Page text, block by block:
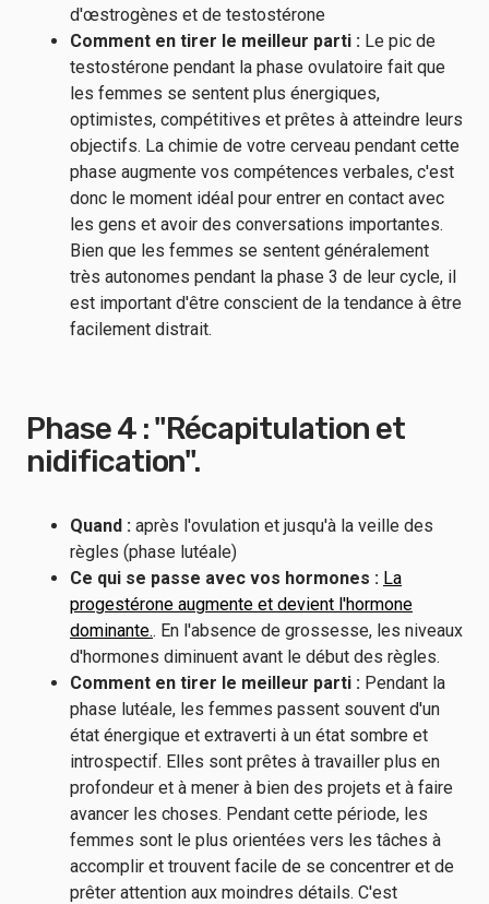
d'œstrogènes et de testostérone
Comment en tirer le meilleur parti : Le pic de
testostérone pendant la phase ovulatoire fait que
les femmes se sentent plus énergiques,
optimistes, compétitives et prêtes à atteindre leurs
objectifs. La chimie de votre cerveau pendant cette
phase augmente vos compétences verbales, c'est
donc le moment idéal pour entrer en contact avec
les gens et avoir des conversations importantes.
Bien que les femmes se sentent généralement
très autonomes pendant la phase 3 de leur cycle, il
est important d'être conscient de la tendance à être
facilement distrait.
Phase 4 : "Récapitulation et
nidification".
Quand : après l'ovulation et jusqu'à la veille des
règles (phase lutéale)
Ce qui se passe avec vos hormones : La
progestérone augmente et devient l'hormone
dominante.. En l'absence de grossesse, les niveaux
d'hormones diminuent avant le début des règles.
Comment en tirer le meilleur parti : Pendant la
phase lutéale, les femmes passent souvent d'un
état énergique et extraverti à un état sombre et
introspectif. Elles sont prêtes à travailler plus en
profondeur et à mener à bien des projets et à faire
avancer les choses. Pendant cette période, les
femmes sont le plus orientées vers les tâches à
accomplir et trouvent facile de se concentrer et de
prêter attention aux moindres détails. C'est